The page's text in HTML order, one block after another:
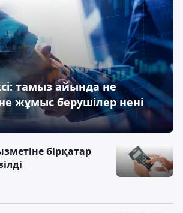
тамыз айында не
жұмыс берушілер нені
бірқатар